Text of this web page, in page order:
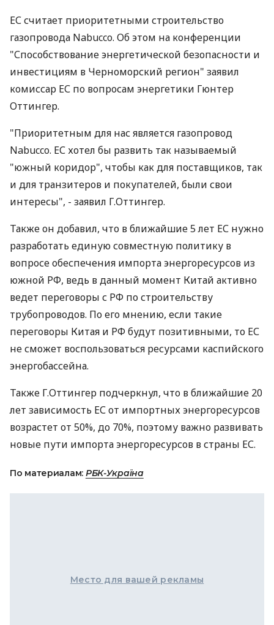
ЕС считает приоритетными строительство
газопровода Nabucco. Об этом на конференции
"Способствование энергетической безопасности и
инвестициям в Черноморский регион" заявил
комиссар ЕС по вопросам энергетики Гюнтер
Оттингер.
"Приоритетным для нас является газопровод
Nabucco. ЕС хотел бы развить так называемый
"южный коридор", чтобы как для поставщиков, так
и для транзитеров и покупателей, были свои
интересы", - заявил Г.Оттингер.
Также он добавил, что в ближайшие 5 лет ЕС нужно
разработать единую совместную политику в
вопросе обеспечения импорта энергоресурсов из
южной РФ, ведь в данный момент Китай активно
ведет переговоры с РФ по строительству
трубопроводов. По его мнению, если такие
переговоры Китая и РФ будут позитивными, то ЕС
не сможет воспользоваться ресурсами каспийского
энергобассейна.
Также Г.Оттингер подчеркнул, что в ближайшие 20
лет зависимость ЕС от импортных энергоресурсов
возрастет от 50%, до 70%, поэтому важно развивать
новые пути импорта энергоресурсов в страны ЕС.
По материалам: РБК-Україна
Место для вашей рекламы